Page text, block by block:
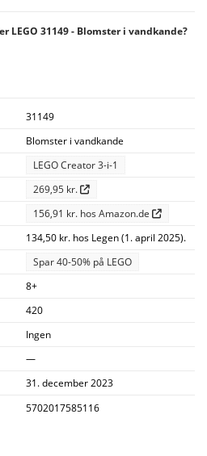
LEGO 31149 - Blomster i vandkande?
31149
Blomster i vandkande
LEGO Creator 3-i-1
269,95 kr.
156,91 kr. hos Amazon.de
134,50 kr. hos Legen (1. april 2025).
Spar 40-50% på LEGO
8+
420
Ingen
—
31. december 2023
5702017585116